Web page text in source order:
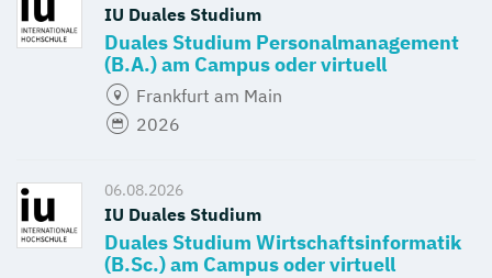
IU Duales Studium
Duales Studium Personalmanagement
(B.A.) am Campus oder virtuell
Frankfurt am Main
2026
06.08.2026
IU Duales Studium
Duales Studium Wirtschaftsinformatik
(B.Sc.) am Campus oder virtuell